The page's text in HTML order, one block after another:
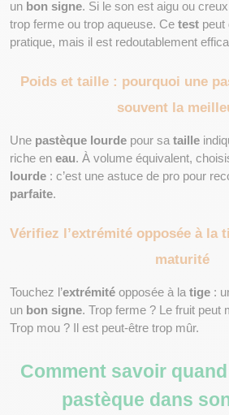
un bon signe. Si le son est aigu ou
trop ferme ou trop aqueuse. Ce test peut
pratique, mais il est redoutablement
Poids et taille : pourquoi une
souvent la
Une pastèque lourde pour sa taille
riche en eau
lourde : c’est une astuce de pro pour
parfaite.
Vérifiez l’extrémité opposée à la
maturité
Touchez l’extrémité opposée à la tige :
un bon signe. Trop ferme ? Le fruit peut
Trop mou ? Il est peut-être trop mûr.
Comment savoir
pastèque dans